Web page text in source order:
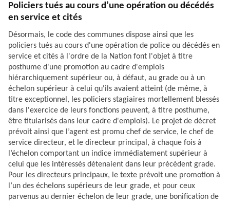
Policiers tués au cours d’une opération ou décédés
en service et cités
Désormais, le code des communes dispose ainsi que les
policiers tués au cours d'une opération de police ou décédés en
service et cités à l'ordre de la Nation font l'objet à titre
posthume d'une promotion au cadre d'emplois
hiérarchiquement supérieur ou, à défaut, au grade ou à un
échelon supérieur à celui qu'ils avaient atteint (de même, à
titre exceptionnel, les policiers stagiaires mortellement blessés
dans l'exercice de leurs fonctions peuvent, à titre posthume,
être titularisés dans leur cadre d'emplois). Le projet de décret
prévoit ainsi que l’agent est promu chef de service, le chef de
service directeur, et le directeur principal, à chaque fois à
l’échelon comportant un indice immédiatement supérieur à
celui que les intéressés détenaient dans leur précédent grade.
Pour les directeurs principaux, le texte prévoit une promotion à
l’un des échelons supérieurs de leur grade, et pour ceux
parvenus au dernier échelon de leur grade, une bonification de